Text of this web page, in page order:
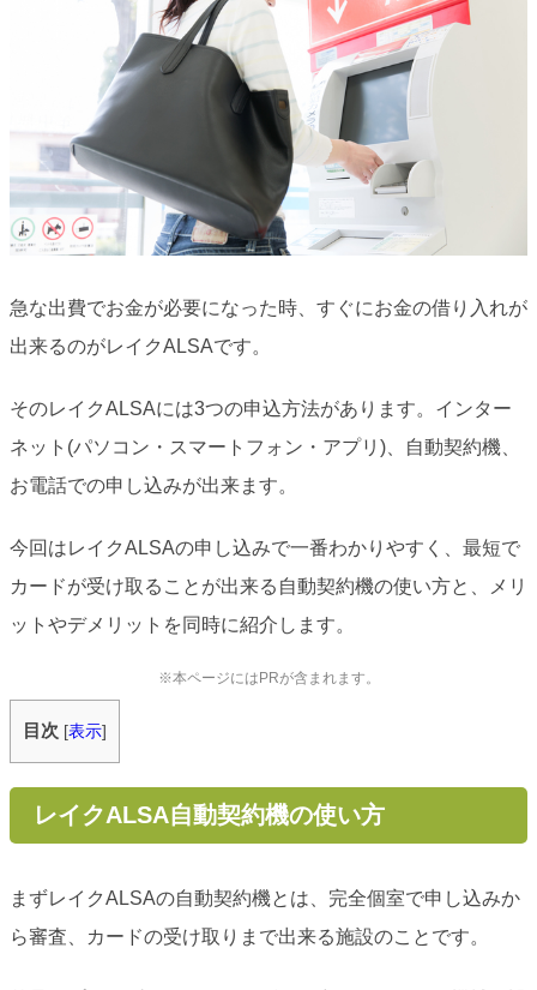
急な出費でお金が必要になった時、すぐにお金の借り入れが
出来るのがレイクALSAです。
そのレイクALSAには3つの申込方法があります。インター
ネット(パソコン・スマートフォン・アプリ)、自動契約機、
お電話での申し込みが出来ます。
今回はレイクALSAの申し込みで一番わかりやすく、最短で
カードが受け取ることが出来る自動契約機の使い方と、メリ
ットやデメリットを同時に紹介します。
※本ページにはPRが含まれます。
目次 [表示]
レイクALSA自動契約機の使い方
まずレイクALSAの自動契約機とは、完全個室で申し込みか
ら審査、カードの受け取りまで出来る施設のことです。